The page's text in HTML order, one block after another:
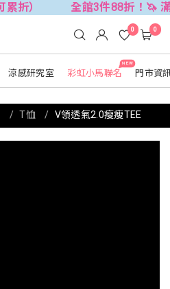
全館3件88折！🦄 滿$2500折
涼感研究室
NEW
彩虹小馬聯名 門市資
0 0
T恤 V領透氣2.0瘦瘦TEE